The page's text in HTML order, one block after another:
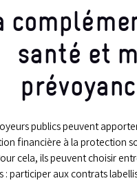
santé et
publics peuvent
financière à la protection
cela, ils peuvent choisir
: participer aux contrats